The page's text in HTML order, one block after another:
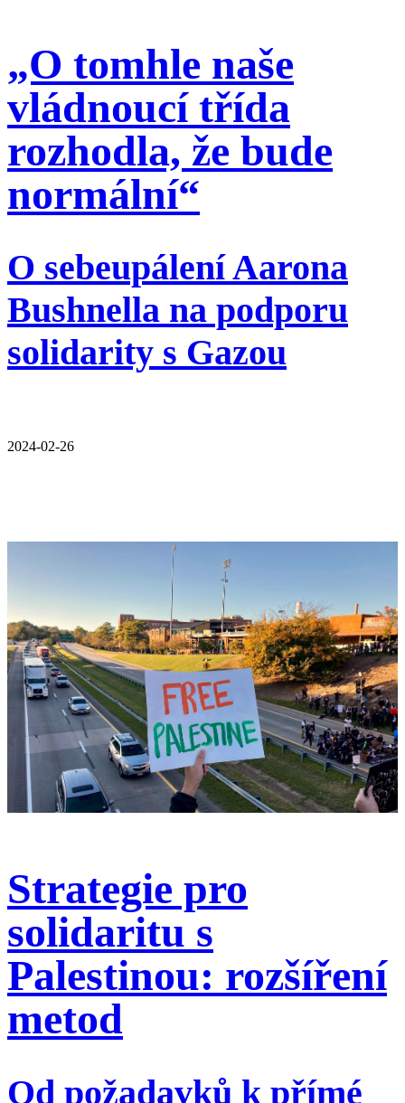
„O tomhle naše
vládnoucí třída
rozhodla, že bude
normální“
O sebeupálení Aarona
Bushnella na podporu
solidarity s Gazou
2024-02-26
Strategie pro
solidaritu s
Palestinou: rozšíření
metod
Od požadavků k přímé